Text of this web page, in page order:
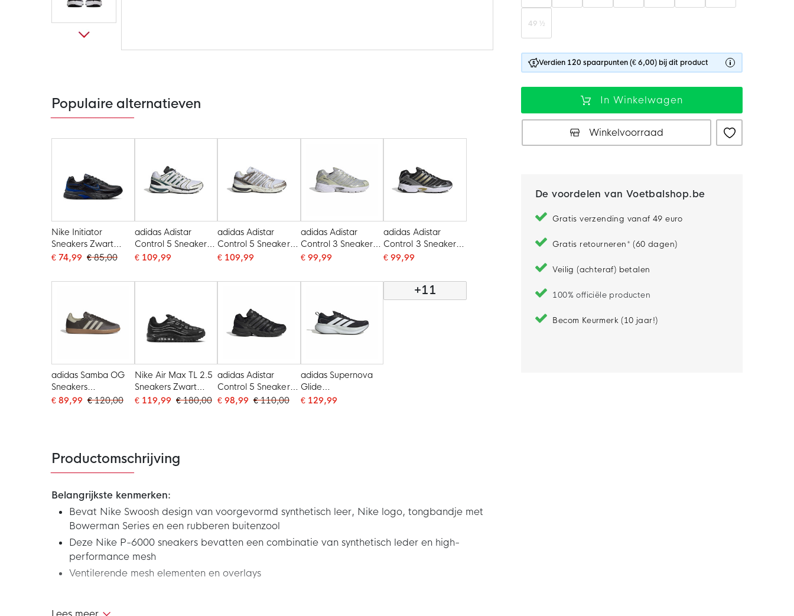
de
afbeeldingen-
gallerij
49 ½
Verdien 120 spaarpunten (€ 6,00) bij dit product
In Winkelwagen
Winkelvoorraad
De voordelen van Voetbalshop.be
Gratis verzending vanaf 49 euro
Gratis retourneren* (60 dagen)
Veilig (achteraf) betalen
100% officiële producten
Becom Keurmerk (10 jaar!)
Populaire alternatieven
Nike Initiator
Sneakers Zwart
Antraciet Blauw
€ 74,99 € 85,00
adidas Adistar
Control 5 Sneakers
Wit Groen Zwart
€ 109,99
adidas Adistar
Control 5 Sneakers
Wit Orbit Grey
Metallic
€ 109,99
adidas Adistar
Control 3 Sneakers
Zilvergrijs Wit
€ 99,99
adidas Adistar
Control 3 Sneakers
Zwart Zilvergrijs
€ 99,99
adidas Samba OG
Sneakers
Donkerbruin Beige
€ 89,99 € 120,00
Nike Air Max TL 2.5
Sneakers Zwart
Metallic Silver
€ 119,99 € 180,00
adidas Adistar
Control 5 Sneakers
Zwart Grijs Iron
€ 98,99 € 110,00
adidas Supernova
Glide
Hardloopschoenen
€ 129,99
+11
Productomschrijving
Belangrijkste kenmerken:
Bevat Nike Swoosh design van voorgevormd synthetisch leer, Nike logo, tongbandje met
Bowerman Series en een rubberen buitenzool
Deze Nike P-6000 sneakers bevatten een combinatie van synthetisch leder en high-
performance mesh
Ventilerende mesh elementen en overlays
Deze Nike P-6000 Sneakers Wit Metallic Silver Zwart zijn gebaseerd op de Nike Air Pegasus